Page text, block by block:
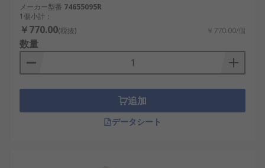
メーカー型番 74655095R
1個小計：
￥770.00(税抜) ￥770.00/個
数量
追加
データシート